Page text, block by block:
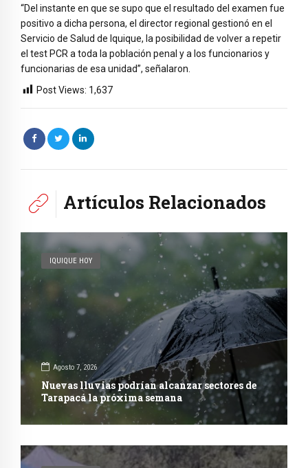
“Del instante en que se supo que el resultado del examen fue
positivo a dicha persona, el director regional gestionó en el
Servicio de Salud de Iquique, la posibilidad de volver a repetir
el test PCR a toda la población penal y a los funcionarios y
funcionarias de esa unidad”, señalaron.
Post Views: 1,637
Artículos Relacionados
IQUIQUE HOY
Agosto 7, 2026
Nuevas lluvias podrían alcanzar sectores de
Tarapacá la próxima semana